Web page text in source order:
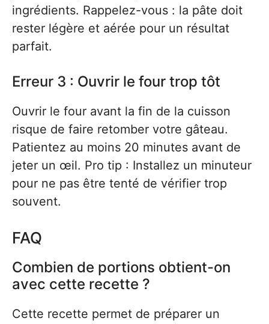
ingrédients. Rappelez-vous : la pâte doit
rester légère et aérée pour un résultat
parfait.
Erreur 3 : Ouvrir le four trop tôt
Ouvrir le four avant la fin de la cuisson
risque de faire retomber votre gâteau.
Patientez au moins 20 minutes avant de
jeter un œil. Pro tip : Installez un minuteur
pour ne pas être tenté de vérifier trop
souvent.
FAQ
Combien de portions obtient-on
avec cette recette ?
Cette recette permet de préparer un